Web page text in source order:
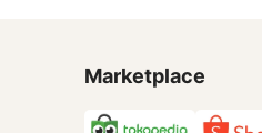
Marketplace